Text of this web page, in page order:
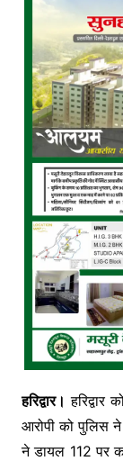
हरिद्वार।
आरोपी को पुलिस
ने डायल 112 पर